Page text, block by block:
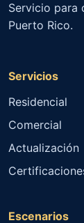
Servicio para
Puerto Rico.
Servicios
Residencial
Comercial
Actualización
Escenarios